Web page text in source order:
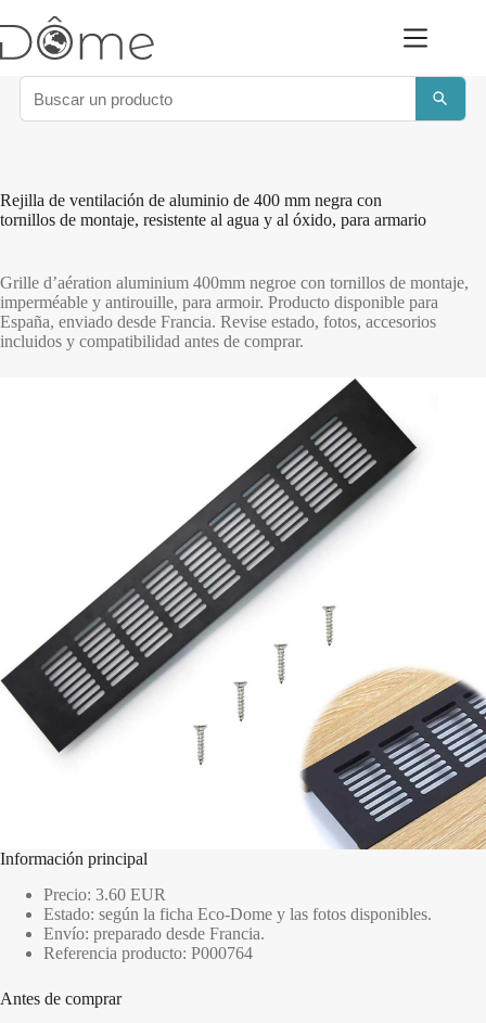
al
contenido
Rejilla de ventilación de aluminio de 400 mm negra con
tornillos de montaje, resistente al agua y al óxido, para armario
Grille d’aération aluminium 400mm negroe con tornillos de montaje,
imperméable y antirouille, para armoir. Producto disponible para
España, enviado desde Francia. Revise estado, fotos, accesorios
incluidos y compatibilidad antes de comprar.
Información principal
Precio: 3.60 EUR
Estado: según la ficha Eco-Dome y las fotos disponibles.
Envío: preparado desde Francia.
Referencia producto: P000764
Antes de comprar